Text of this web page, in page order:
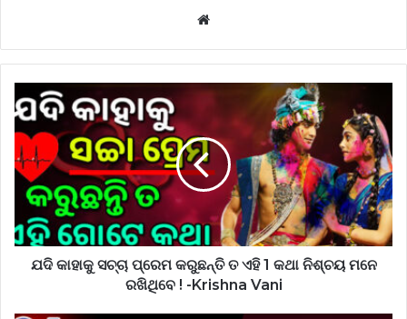
Website
ଯଦି କାହାକୁ ସଚ୍ଚା ପ୍ରେମ କରୁଛନ୍ତି ତ ଏହି 1 କଥା ନିଶ୍ଚୟ ମନେ
ରଖିଥିବେ ! -Krishna Vani